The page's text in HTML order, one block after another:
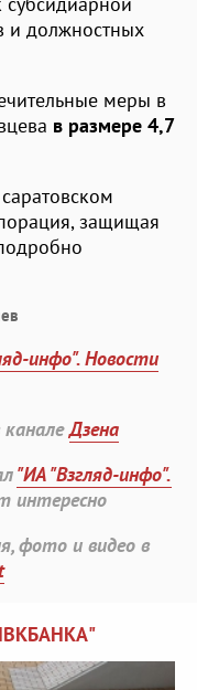
и должностных
меры в
в размере 4,7
защищая
инфо". Новости
каналеДзена
"ИА "Взгляд-инфо".
интересно
фото и видео в